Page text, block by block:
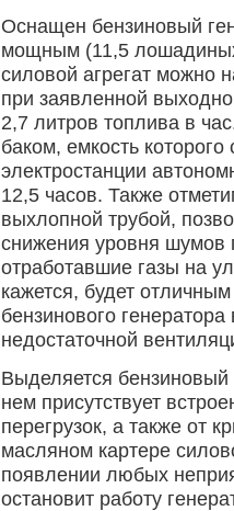
Оснащен бензиновый
мощным (11,5
силовой агрегат можно
при заявленной
2,7 литров топлива в
баком, емкость
электростанции
12,5 часов. Также
выхлопной трубой,
снижения уровня шумов
отработавшие газы на
кажется, будет
бензинового
недостаточной
Выделяется бензиновый
нем присутствует
перегрузок, а также от
масляном картере
появлении любых
остановит работу